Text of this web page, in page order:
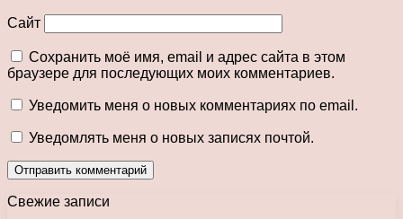
Сайт
Сохранить моё имя, email и адрес сайта в этом
браузере для последующих моих комментариев.
Уведомить меня о новых комментариях по email.
Уведомлять меня о новых записях почтой.
Свежие записи